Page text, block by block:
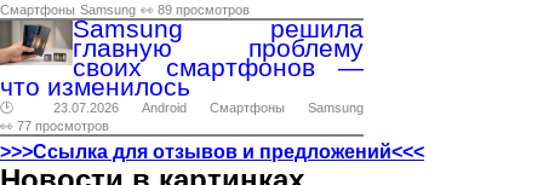
Смартфоны Samsung 👀 89 просмотров
Samsung решила
главную проблему
своих смартфонов —
что изменилось
🕑 23.07.2026 Android Смартфоны
Samsung
👀 77 просмотров
>>>Ссылка для отзывов и предложений<<<